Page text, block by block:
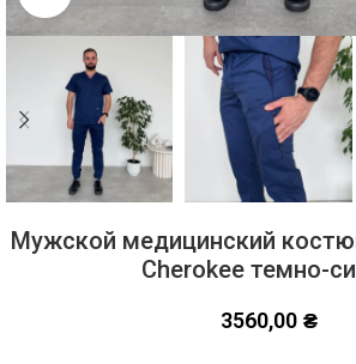
Мужской медицинский
Cherokee темно-
3560,00 ₴